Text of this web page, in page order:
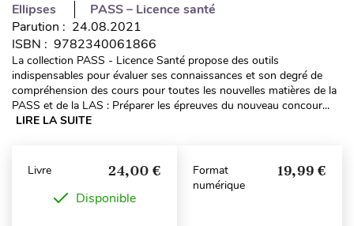
Ellipses
PASS – Licence santé
Parution : 24.08.2021
ISBN : 9782340061866
La collection PASS - Licence Santé propose des outils
indispensables pour évaluer ses connaissances et son degré de
compréhension des cours pour toutes les nouvelles matières de la
PASS et de la LAS : Préparer les épreuves du nouveau concour...
LIRE LA SUITE
Livre 24,00 €
Disponible
Format
numérique
19,99 €